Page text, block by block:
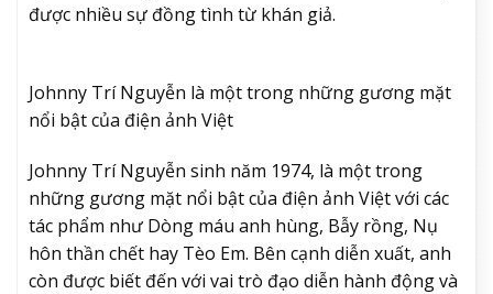
được nhiều sự đồng tình từ khán giả.
Johnny Trí Nguyễn là một trong những gương mặt
nổi bật của điện ảnh Việt
Johnny Trí Nguyễn sinh năm 1974, là một trong
những gương mặt nổi bật của điện ảnh Việt với các
tác phẩm như Dòng máu anh hùng, Bẫy rồng, Nụ
hôn thần chết hay Tèo Em. Bên cạnh diễn xuất, anh
còn được biết đến với vai trò đạo diễn hành động và